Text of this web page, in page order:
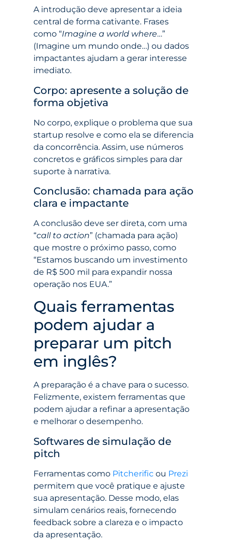
A introdução deve apresentar a ideia
central de forma cativante. Frases
como “Imagine a world where…”
(Imagine um mundo onde…) ou dados
impactantes ajudam a gerar interesse
imediato.
Corpo: apresente a solução de
forma objetiva
No corpo, explique o problema que sua
startup resolve e como ela se diferencia
da concorrência. Assim, use números
concretos e gráficos simples para dar
suporte à narrativa.
Conclusão: chamada para ação
clara e impactante
A conclusão deve ser direta, com uma
“call to action” (chamada para ação)
que mostre o próximo passo, como
“Estamos buscando um investimento
de R$ 500 mil para expandir nossa
operação nos EUA.”
Quais ferramentas
podem ajudar a
preparar um pitch
em inglês?
A preparação é a chave para o sucesso.
Felizmente, existem ferramentas que
podem ajudar a refinar a apresentação
e melhorar o desempenho.
Softwares de simulação de
pitch
Ferramentas como Pitcherific ou Prezi
permitem que você pratique e ajuste
sua apresentação. Desse modo, elas
simulam cenários reais, fornecendo
feedback sobre a clareza e o impacto
da apresentação.